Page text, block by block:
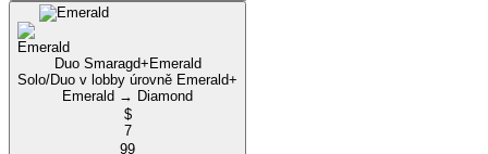
Duo Smaragd+ Emerald
Solo/Duo v lobby úrovně Emerald+
Emerald → Diamond
$
7
99